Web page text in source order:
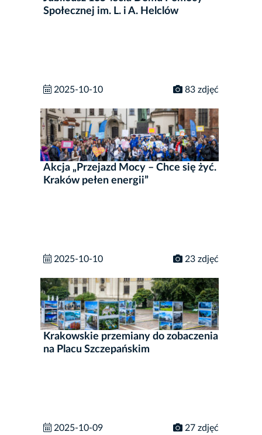
Społecznej im. L. i A. Helclów
2025-10-10 83 zdjęć
Akcja „Przejazd Mocy – Chce się żyć.
Kraków pełen energii”
2025-10-10 23 zdjęć
Krakowskie przemiany do zobaczenia
na Placu Szczepańskim
2025-10-09 27 zdjęć